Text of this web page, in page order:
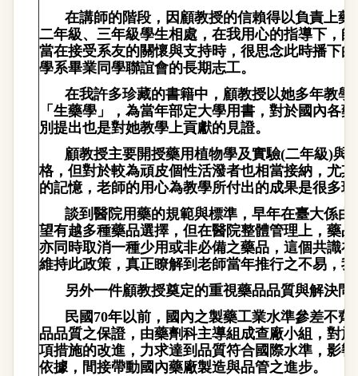
在講師的階段，因顧教授的信賴得以負責上
二年級、三年級學生相處，在我用心的指導下，
當在接受系友的關懷與支持時，很思念此時播下
學系畢業同學聯誼會的長期志工。
在我許多珍藏的書籍中，顧教授以她多年教
「生藥學」，為當年部定大學用書，對於國內各
別提出也是對她教學上貢獻的見證。
顧教授主要開授藥用植物學及實驗(二年級)與
格，但對於較為頑皮個性活潑者也相當接納，尤
的記憶，老師的用心為教學所付出的成果是很多
談到醫院用藥的規範與標準，早年在臺大係
望有越多種藥品選擇，但在醫院整體管理上，藥
亦同時取消一種少用或非必備之藥品，這個共識
維持此政策，真正瞭解到老師當年推行之不易，
另外一件顧教授奠定的重視藥品品質與解決
民國 70年以前，國內之製藥工業水準參差不齊
品品質之保證，由藥劑科主導組成查廠小組，對
項措施的改進，力求達到品質符合國際水準，影
依據，間接帶動國內藥廠製造與品管之進步。